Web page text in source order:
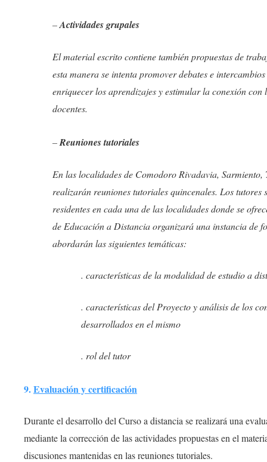
–Actividades grupales
El material escrito contiene también propuestas de
esta manera se intenta promover debates e
enriquecer los aprendizajes y estimular la conexión
docentes.
–Reuniones tutoriales
En las localidades de Comodoro Rivadavia,
realizarán reuniones tutoriales quincenales. Los tutores
residentes en cada una de las localidades donde se
de Educación a Distancia organizará una instancia de
abordarán las siguientes temáticas:
. características de la modalidad de estudio a
. características del Proyecto y análisis de los
desarrollados en el mismo
. rol del tutor
9.Evaluación y certificación
Durante el desarrollo del Curso a distancia se realizará una
mediante la corrección de las actividades propuestas en el
discusiones mantenidas en las reuniones tutoriales.